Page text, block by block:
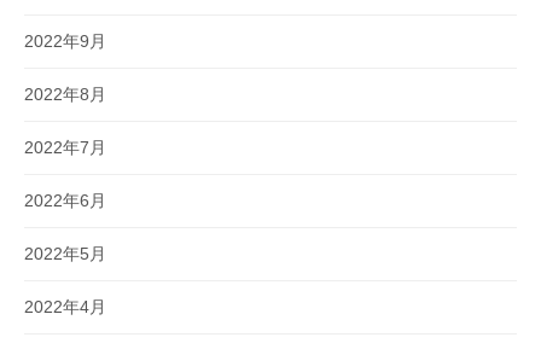
2022年9月
2022年8月
2022年7月
2022年6月
2022年5月
2022年4月